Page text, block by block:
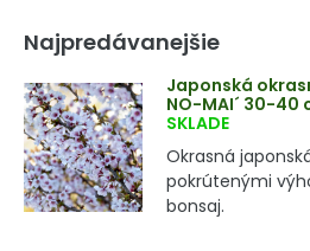
Najpredávanejšie
Japonská
NO-MAI´ 30-40
SKLADE
Okrasná
pokrútenými
bonsaj.